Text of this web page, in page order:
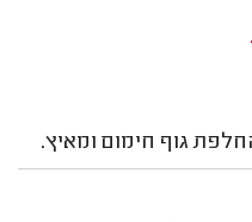
גוף חימום ומאיץ.